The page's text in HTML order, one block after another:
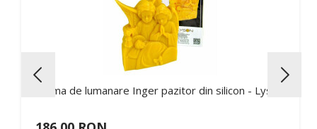
Forma de lumanare Inger pazitor din silicon - Lyson